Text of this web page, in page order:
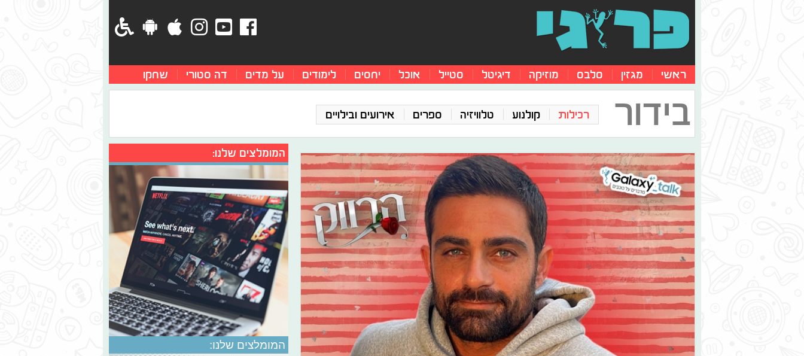
ראשי מגזין סלבס מוזיקה דיגיטל סטייל אוכל יחסים לימודים על מדים דה סטורי שחקו
בידור רכילות קולנוע טלוויזיה ספרים אירועים ובילויים
המומלצים שלנו:
המומלצים שלנו: